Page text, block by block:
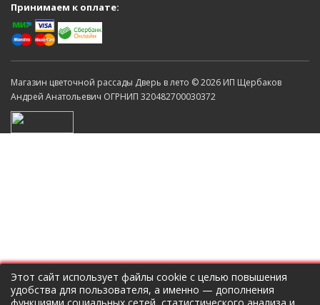
Принимаем к оплате:
Магазин цветочной рассады Дверь в лето © 2026 ИП Щербаков
Андрей Анатольевич ОГРНИП 320482700030372
Этот сайт использует файлы cookie с целью повышения
удобства для пользователя, а именно — дополнения